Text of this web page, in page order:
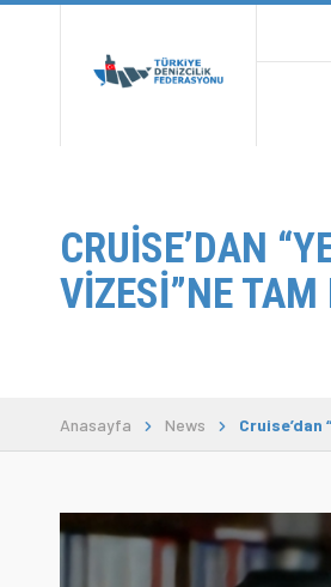
CRUISE’DAN
VIZESI”NE TAM
Anasayfa News